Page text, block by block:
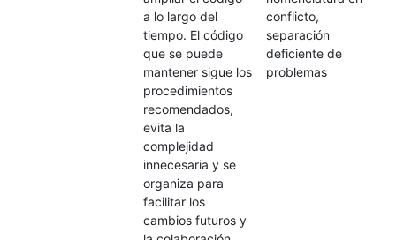
a lo largo del
tiempo. El código
que se puede
mantener sigue los
procedimientos
recomendados,
evita la
complejidad
innecesaria y se
organiza para
facilitar los
cambios futuros y
conflicto,
separación
deficiente de
problemas